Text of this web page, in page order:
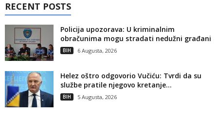
RECENT POSTS
Policija upozorava: U kriminalnim
obračunima mogu stradati nedužni građani
BIH 6 Augusta, 2026
Helez oštro odgovorio Vučiću: Tvrdi da su
službe pratile njegovo kretanje...
BIH 5 Augusta, 2026